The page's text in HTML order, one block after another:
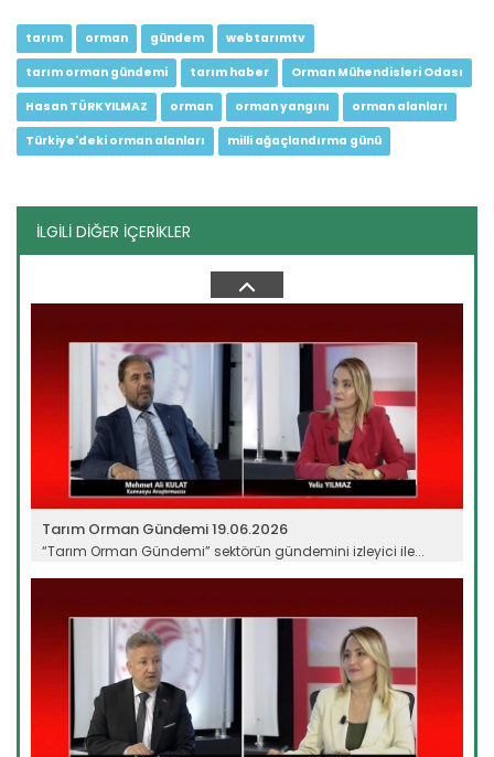
tarım orman gündem webtarımtv
tarım orman gündemi tarım haber Orman Mühendisleri Odası
Hasan TÜRKYILMAZ orman orman yangını orman alanları
Türkiye'deki orman alanları milli ağaçlandırma günü
İLGİLİ DİĞER İÇERİKLER
Devamını Oku ->
Tarım Orman Gündemi 10.06.2026
“Tarım Orman Gündemi” sektörün gündemini izleyici ile...
Devamını Oku ->
Tarım Orman Gündemi 19.06.2026
“Tarım Orman Gündemi” sektörün gündemini izleyici ile...
Devamını Oku ->